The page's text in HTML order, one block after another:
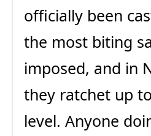
officially been
the most biting
imposed, and in
they ratchet up
level. Anyone